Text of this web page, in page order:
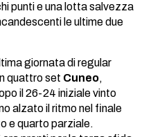
punti e una lotta salvezza
le ultime due
giornata di regular
quattro set Cuneo,
il 26-24 iniziale vinto
alzato il ritmo nel finale
e quarto parziale.